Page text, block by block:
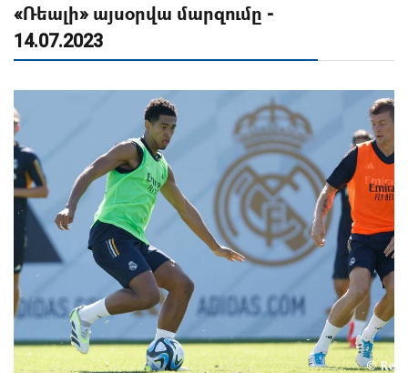
«Ռեալի» այսօրվա մարզումը -
14.07.2023